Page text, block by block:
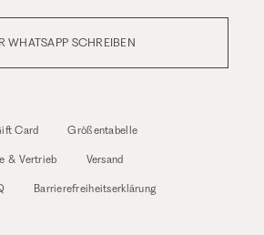
WHATSAPP SCHREIBEN
Card Größentabelle
& Vertrieb Versand
Barrierefreiheitserklärung